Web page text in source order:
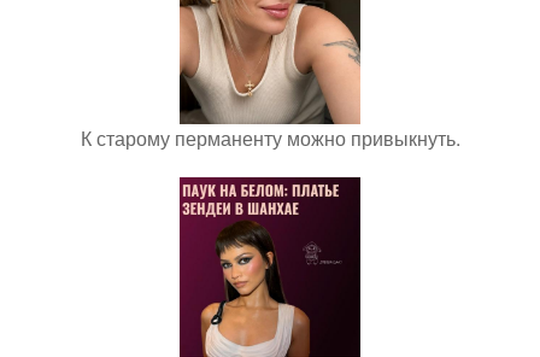
К старому перманенту можно привыкнуть.